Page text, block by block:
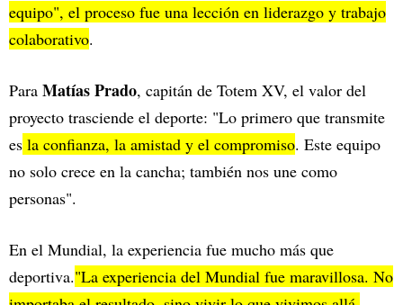
equipo", el proceso fue una lección en liderazgo y trabajo
colaborativo.
Para Matías Prado, capitán de Totem XV, el valor del
proyecto trasciende el deporte: "Lo primero que transmite
es la confianza, la amistad y el compromiso. Este equipo
no solo crece en la cancha; también nos une como
personas".
En el Mundial, la experiencia fue mucho más que
deportiva."La experiencia del Mundial fue maravillosa. No